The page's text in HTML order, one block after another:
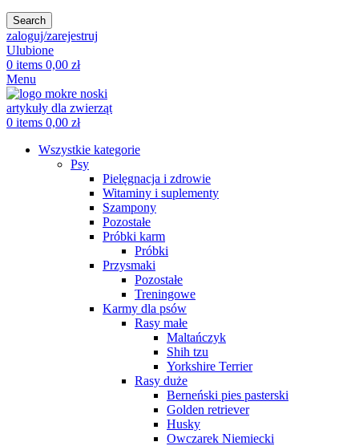
Search
zaloguj/zarejestruj
Ulubione
0 items 0,00 zł
Menu
0 items 0,00 zł
Wszystkie kategorie
Psy
Pielęgnacja i zdrowie
Witaminy i suplementy
Szampony
Pozostałe
Próbki karm
Próbki
Przysmaki
Pozostałe
Treningowe
Karmy dla psów
Rasy małe
Maltańczyk
Shih tzu
Yorkshire Terrier
Rasy duże
Berneński pies pasterski
Golden retriever
Husky
Owczarek Niemiecki